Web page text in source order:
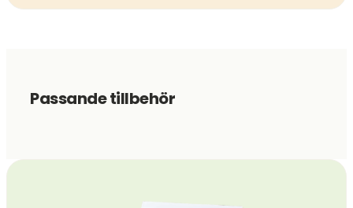
Passande tillbehör